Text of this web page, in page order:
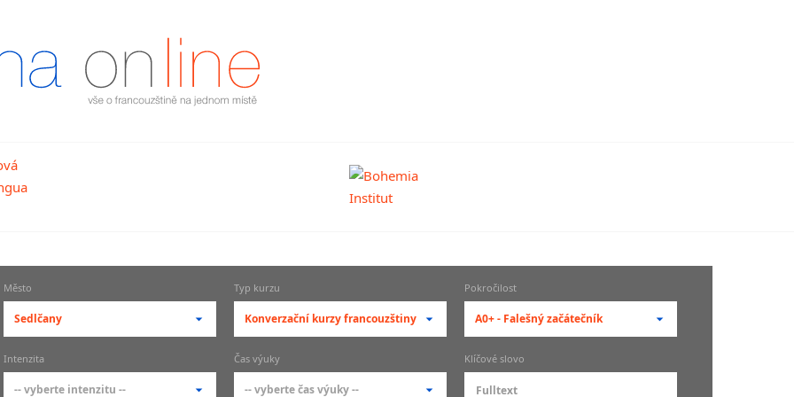
Město
Sedlčany
-- vyberte město --
pražské městské části
Typ kurzu
Konverzační kurzy francouzštiny
-- vyberte typ --
základní členění kurzů
Pokročilost
A0+ - Falešný začátečník
-- vyberte pokročilost --
Intenzita
-- vyberte intenzitu --
Čas výuky
-- vyberte čas výuky --
Klíčové slovo